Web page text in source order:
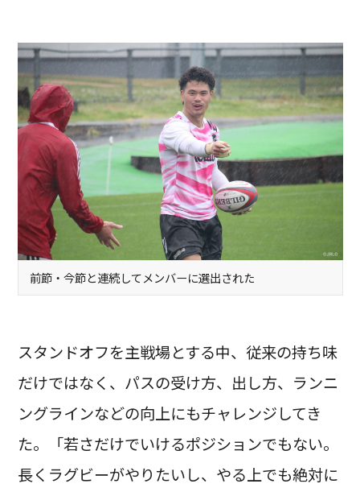
前節・今節と連続してメンバーに選出された
スタンドオフを主戦場とする中、従来の持ち味
だけではなく、パスの受け方、出し方、ランニ
ングラインなどの向上にもチャレンジしてき
た。「若さだけでいけるポジションでもない。
長くラグビーがやりたいし、やる上でも絶対に